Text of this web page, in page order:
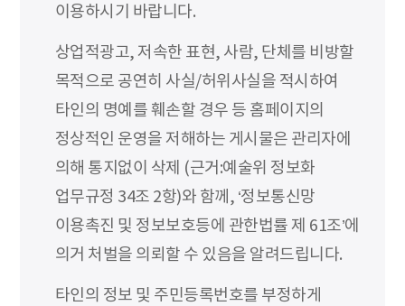
이용하시기 바랍니다.
상업적광고, 저속한 표현, 사람, 단체를 비방할
목적으로 공연히 사실/허위사실을 적시하여
타인의 명예를 훼손할 경우 등 홈페이지의
정상적인 운영을 저해하는 게시물은 관리자에
의해 통지없이 삭제 (근거:예술위 정보화
업무규정 34조 2항)와 함께, ‘정보통신망
이용촉진 및 정보보호등에 관한법률 제 61조’에
의거 처벌을 의뢰할 수 있음을 알려드립니다.
타인의 정보 및 주민등록번호를 부정하게